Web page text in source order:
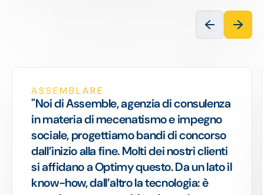
ASSEMBLARE
"Noi di Assemble, agenzia di consulenza
in materia di mecenatismo e impegno
sociale, progettiamo bandi di concorso
dall’inizio alla fine. Molti dei nostri clienti
si affidano a Optimy questo. Da un lato il
know-how, dall’altro la tecnologia: è